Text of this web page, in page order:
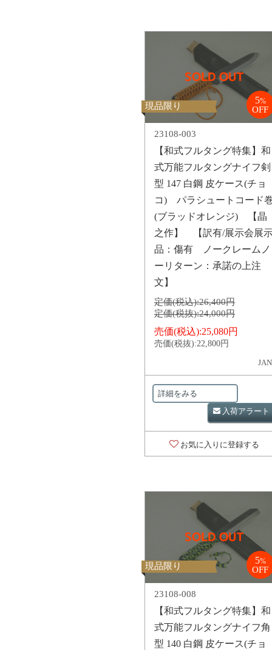
現品限り
5%
OFF
23108-003
【和式フルタング特集】和
式万能フルタングナイフ剣
型 147 白鋼 皮ケース(チョ
コ) パラシュートコード
(ブラッドオレンジ) 【晶
之作】 【訳有/展示会展
品：傷有 ノークレームノ
ーリターン：承諾の上注
文】
定価(税込):26,400円
定価(税抜):24,000円
売価(税込):25,080円
売価(税抜):22,800円
詳細をみる
入荷アラート
お気に入りに登録する
現品限り
5%
OFF
23108-008
【和式フルタング特集】和
式万能フルタングナイフ角
型 140 白鋼 皮ケース(チョ